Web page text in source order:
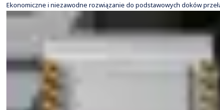
Ekonomiczne i niezawodne rozwiązanie do podstawowych doków